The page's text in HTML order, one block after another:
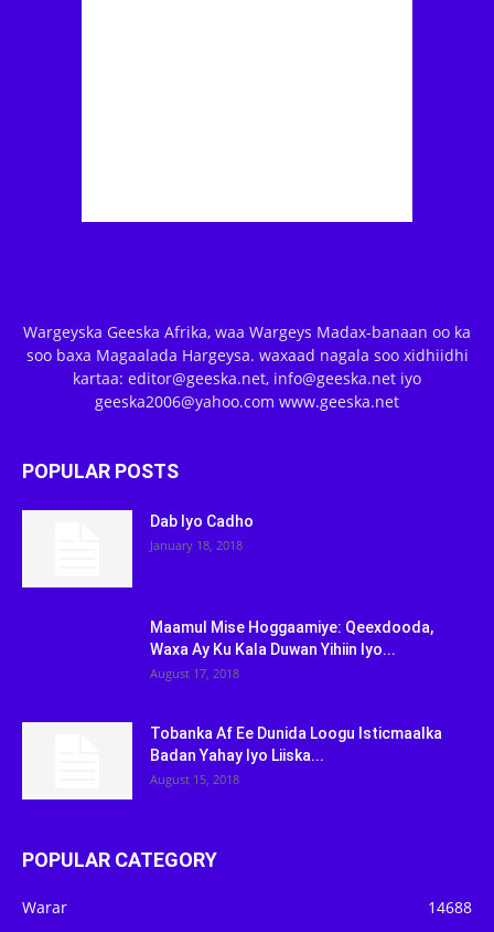
Wargeyska Geeska Afrika, waa Wargeys Madax-banaan oo ka
soo baxa Magaalada Hargeysa. waxaad nagala soo xidhiidhi
kartaa: editor@geeska.net, info@geeska.net iyo
geeska2006@yahoo.com www.geeska.net
POPULAR POSTS
Dab Iyo Cadho
January 18, 2018
Maamul Mise Hoggaamiye: Qeexdooda,
Waxa Ay Ku Kala Duwan Yihiin Iyo...
August 17, 2018
Tobanka Af Ee Dunida Loogu Isticmaalka
Badan Yahay Iyo Liiska...
August 15, 2018
POPULAR CATEGORY
Warar
14688